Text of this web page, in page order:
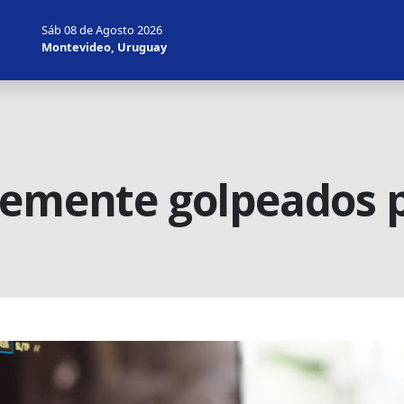
Sáb 08 de Agosto 2026
Montevideo, Uruguay
golpeados